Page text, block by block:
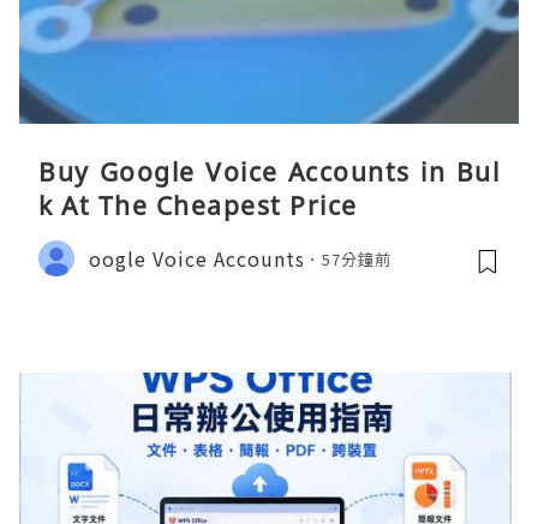
Buy Google Voice Accounts in Bul
k At The Cheapest Price
oogle Voice Accounts 57分鐘前